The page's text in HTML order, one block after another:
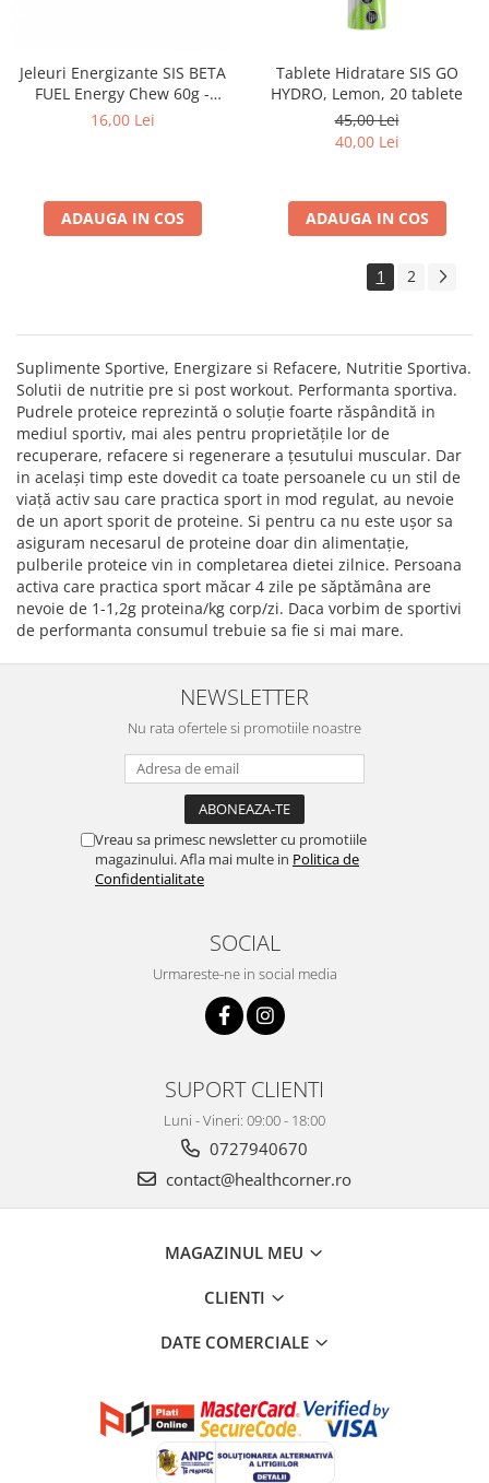
Jeleuri Energizante SIS BETA
FUEL Energy Chew 60g -
Aroma Lamaie
16,00 Lei
ADAUGA IN COS
Tablete Hidratare SIS GO
HYDRO, Lemon, 20 tablete
45,00 Lei
40,00 Lei
ADAUGA IN COS
1 2
Suplimente Sportive, Energizare si Refacere, Nutritie Sportiva.
Solutii de nutritie pre si post workout. Performanta sportiva.
Pudrele proteice reprezintă o soluție foarte răspândită in
mediul sportiv, mai ales pentru proprietățile lor de
recuperare, refacere si regenerare a țesutului muscular. Dar
in același timp este dovedit ca toate persoanele cu un stil de
viață activ sau care practica sport in mod regulat, au nevoie
de un aport sporit de proteine. Si pentru ca nu este ușor sa
asiguram necesarul de proteine doar din alimentație,
pulberile proteice vin in completarea dietei zilnice. Persoana
activa care practica sport măcar 4 zile pe săptămâna are
nevoie de 1-1,2g proteina/kg corp/zi. Daca vorbim de sportivi
de performanta consumul trebuie sa fie si mai mare.
NEWSLETTER
Nu rata ofertele si promotiile noastre
Vreau sa primesc newsletter cu promotiile
magazinului. Afla mai multe in Politica de
Confidentialitate
SOCIAL
Urmareste-ne in social media
SUPORT CLIENTI
Luni - Vineri: 09:00 - 18:00
0727940670
contact@healthcorner.ro
MAGAZINUL MEU
CLIENTI
DATE COMERCIALE